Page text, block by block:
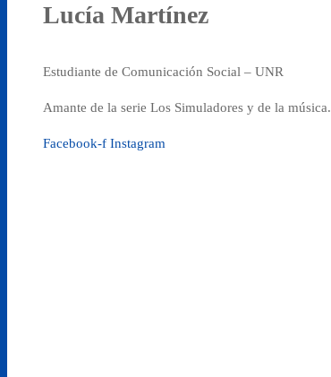
Lucía Martínez
Estudiante de Comunicación Social – UNR
Amante de la serie Los Simuladores y de la música.
Facebook-f Instagram